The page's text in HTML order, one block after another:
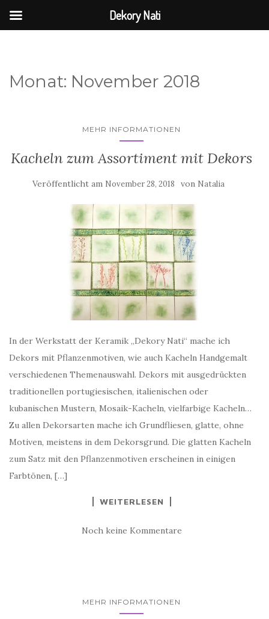
Monat: November 2018
MEHR INFORMATIONEN
Kacheln zum Assortiment mit Dekors
Veröffentlicht am November 28, 2018 von Natalia
In der Werkstatt der Keramik „Dekory Nati“ mache ich
Dekors mit Pflanzenmotiven, wie auch Kacheln Handgemalt
verschiedenen Themenauswahl. Dekors mit ausgedrückten
traditionellen portugiesischen, italienischen oder
kubanischen Mustern, Mosaik-Kacheln, vielfarbige Kacheln…
Zu allen Dekorsarten mache ich Grundfliesen, glatte, ohne
Motiven, meistens in dem Dekorsgrund. Die glatten Kacheln
zum Satz mit den Pflanzenmotiven erscheinen in einigen
Farbtönen, […]
WEITERLESEN
Noch keine Kommentare
MEHR INFORMATIONEN
Dekory Nati